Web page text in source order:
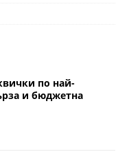
по най-
и бюджетна